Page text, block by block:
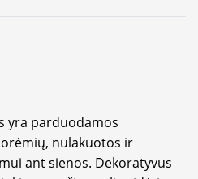
yra parduodamos
nulakuotos ir
ant sienos. Dekoratyvus